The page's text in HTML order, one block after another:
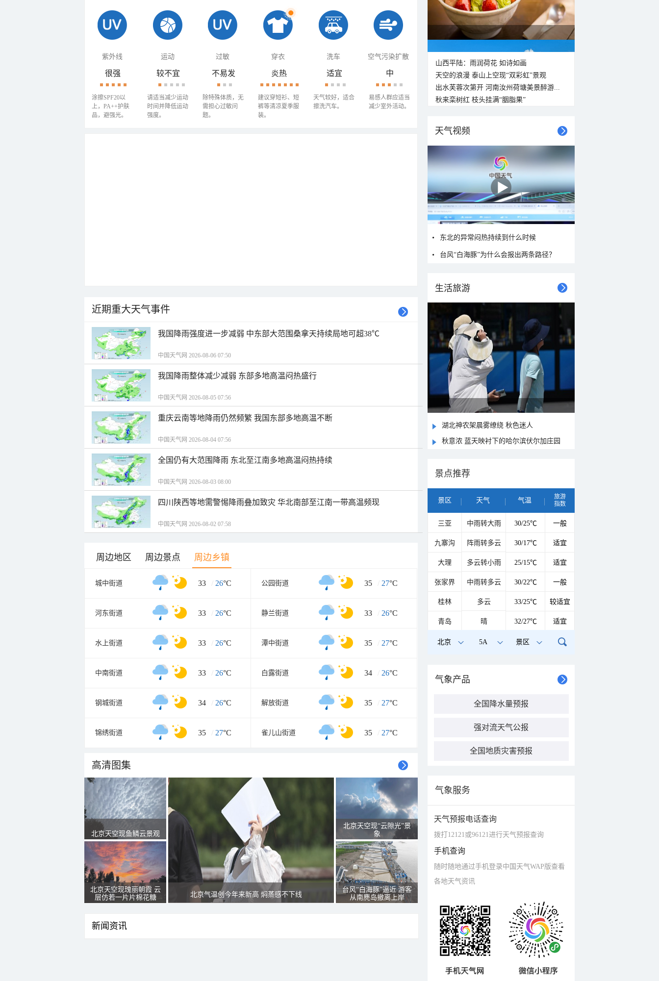
紫外线 运动 过敏 穿衣 洗车 空气污染扩散
很强
涂擦SPF20以
上，PA++护肤
品，避强光。
较不宜
请适当减少运动
时间并降低运动
强度。
不易发
除特殊体质，无
需担心过敏问
题。
炎热
建议穿短衫、短
裤等清凉夏季服
装。
适宜
天气较好，适合
擦洗汽车。
中
易感人群应适当
减少室外活动。
近期重大天气事件
我国降雨强度进一步减弱 中东部大范围桑拿天持续局地可超38℃
中国天气网 2026-08-06 07:50
我国降雨整体减少减弱 东部多地高温闷热盛行
中国天气网 2026-08-05 07:56
重庆云南等地降雨仍然频繁 我国东部多地高温不断
中国天气网 2026-08-04 07:56
全国仍有大范围降雨 东北至江南多地高温闷热持续
中国天气网 2026-08-03 08:00
四川陕西等地需警惕降雨叠加致灾 华北南部至江南一带高温频现
中国天气网 2026-08-02 07:58
周边地区 周边景点 周边乡镇
城中街道 33 / 26°C 公园街道 35 / 27°C
河东街道 33 / 26°C 静兰街道 33 / 26°C
水上街道 33 / 26°C 潭中街道 35 / 27°C
中南街道 33 / 26°C 白露街道 34 / 26°C
钢城街道 34 / 26°C 解放街道 35 / 27°C
锦绣街道 35 / 27°C 雀儿山街道 35 / 27°C
高清图集
北京天空现鱼鳞云景观
北京天空现瑰丽朝霞 云
层仿若一片片棉花糖
北京气温创今年来新高 焖蒸感不下线
北京天空现“云隙光”景
象
台风“白海豚”逼近 游客
从南麂岛撤离上岸
新闻资讯
山西平陆：雨润荷花 如诗如画
天空的浪漫 泰山上空现“双彩虹”景观
出水芙蓉次第开 河南汝州荷塘美景醉游...
秋来栾树红 枝头挂满“胭脂果”
天气视频
东北的异常闷热持续到什么时候
台风“白海豚”为什么会报出两条路径？
生活旅游
湖北神农架晨雾缭绕 秋色迷人
秋意浓 蓝天映衬下的哈尔滨伏尔加庄园
景点推荐
景区 天气 气温
旅游
指数
三亚 中雨转大雨 30/25℃ 一般
九寨沟 阵雨转多云 30/17℃ 适宜
大理 多云转小雨 25/15℃ 适宜
张家界 中雨转多云 30/22℃ 一般
桂林 多云 33/25℃ 较适宜
青岛 晴 32/27℃ 适宜
北京 5A 景区
气象产品
全国降水量预报
强对流天气公报
全国地质灾害预报
气象服务
天气预报电话查询
拨打12121或96121进行天气预报查询
手机查询
随时随地通过手机登录中国天气WAP版查看
各地天气资讯